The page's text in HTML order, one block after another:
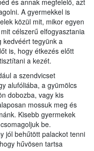
és annak megfelelő, azt
A gyermekkel is
közül mit, mikor egyen
célszerű elfogyasztania
kedvéért tegyünk a
is, hogy étkezés előtt
a kezét.
a szendvicset
alufóliába, a gyümölcs
dobozba, vagy kis
mossuk meg és
Kisebb gyermekek
be.
jól behűtött palackot tenni
hűvösen tartsa